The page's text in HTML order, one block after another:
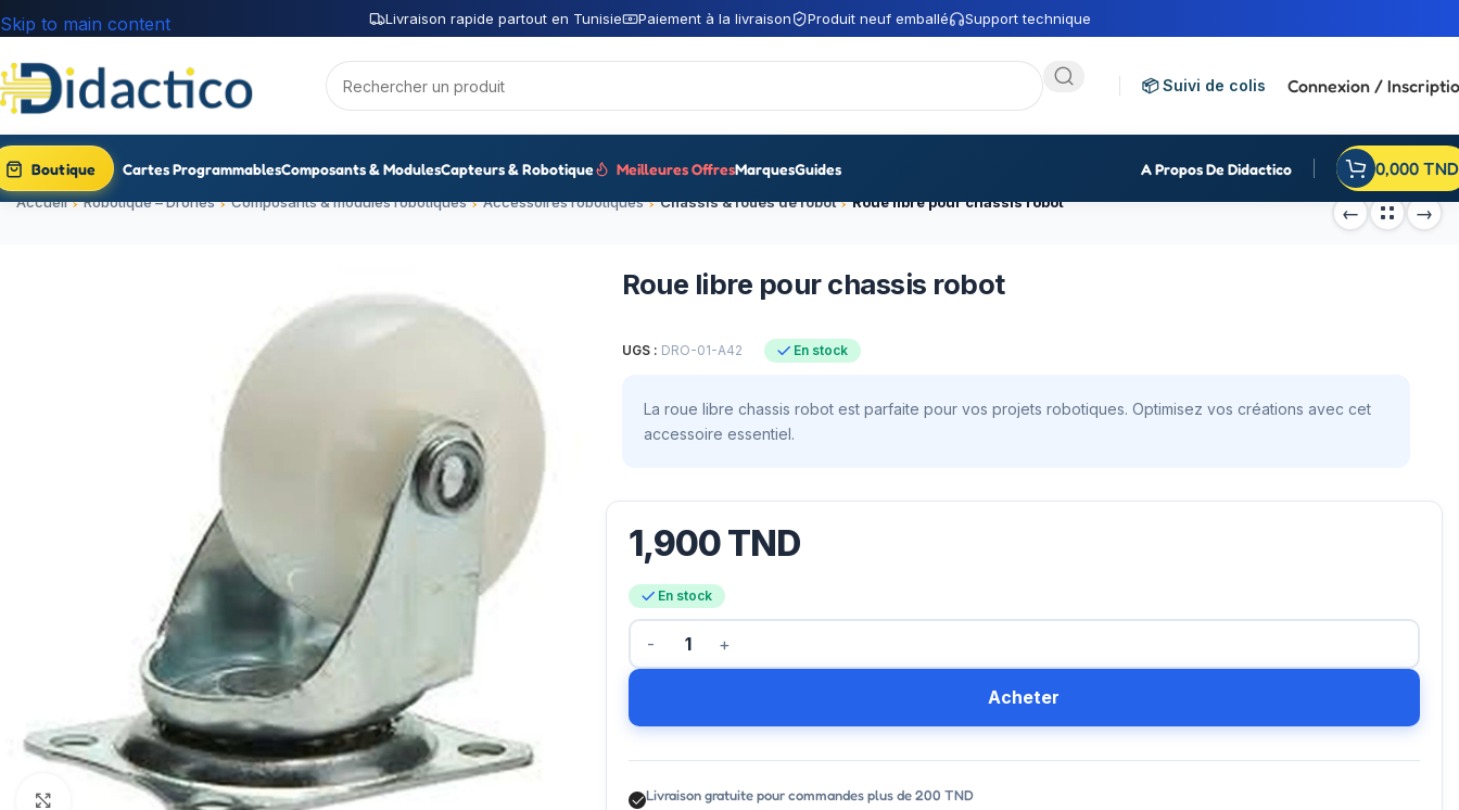
Livraison rapide partout en Tunisie Paiement à la livraison Produit neuf emballé Support technique
Skip to main content
📦 Suivi de colis Connexion /
Boutique Cartes ProgrammablesComposants & ModulesCapteurs & Robotique Meilleures OffresMarquesGuides A Propos De Didactico 0,000 TND
Accueil Robotique – Drones Composants & modules robotiques Accessoires robotiques Châssis & roues de robot Roue libre pour chassis robot
Click to enlarge
Roue libre pour chassis robot
UGS : DRO-01-A42 En stock
La roue libre chassis robot est parfaite pour vos projets robotiques. Optimisez vos créations avec cet
accessoire essentiel.
1,900TND
En stock
Acheter
Livraison gratuite pour commandes plus de 200 TND